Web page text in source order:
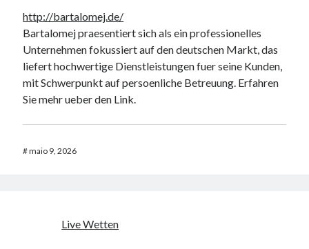
http://bartalomej.de/
Bartalomej praesentiert sich als ein professionelles
Unternehmen fokussiert auf den deutschen Markt, das
liefert hochwertige Dienstleistungen fuer seine Kunden,
mit Schwerpunkt auf persoenliche Betreuung. Erfahren
Sie mehr ueber den Link.
#maio 9, 2026
Live Wetten